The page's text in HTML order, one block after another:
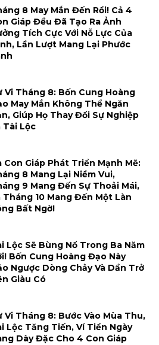
8 May Mắn Đến Rồi! Cả 4
Giáp Đều Đã Tạo Ra Ảnh
Tích Cực Với Nỗ Lực Của
Lần Lượt Mang Lại Phước
Vi Tháng 8: Bốn Cung Hoàng
May Mắn Không Thể Ngăn
Giúp Họ Thay Đổi Sự Nghiệp
Tài Lộc
Con Giáp Phát Triển Mạnh Mẽ:
8 Mang Lại Niềm Vui,
9 Mang Đến Sự Thoải Mái,
Tháng 10 Mang Đến Một Làn
Bất Ngờ!
Lộc Sẽ Bùng Nổ Trong Ba Năm
Bốn Cung Hoàng Đạo Này
Ngược Dòng Chảy Và Dần Trở
Giàu Có
Vi Tháng 8: Bước Vào Mùa Thu,
Lộc Tăng Tiến, Ví Tiền Ngày
Dày Đặc Cho 4 Con Giáp